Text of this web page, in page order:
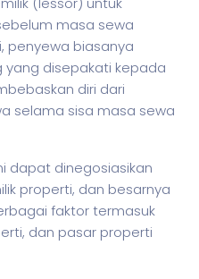
masa sewa
penyewa biasanya
disepakati kepada
diri dari
selama sisa masa sewa
dapat dinegosiasikan
properti, dan besarnya
faktor termasuk
dan pasar properti